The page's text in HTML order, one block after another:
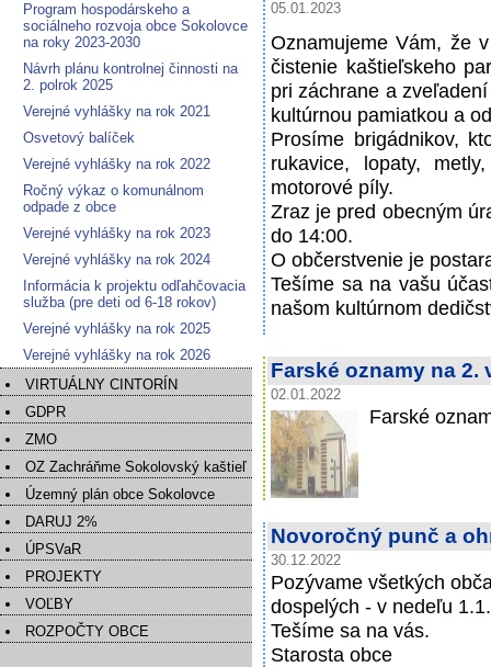
Program hospodárskeho a
sociálneho rozvoja obce Sokolovce
na roky 2023-2030
Návrh plánu kontrolnej činnosti na
2. polrok 2025
Verejné vyhlášky na rok 2021
Osvetový balíček
Verejné vyhlášky na rok 2022
Ročný výkaz o komunálnom
odpade z obce
Verejné vyhlášky na rok 2023
Verejné vyhlášky na rok 2024
Informácia k projektu odľahčovacia
služba (pre deti od 6-18 rokov)
Verejné vyhlášky na rok 2025
Verejné vyhlášky na rok 2026
VIRTUÁLNY CINTORÍN
GDPR
ZMO
OZ Zachráňme Sokolovský kaštieľ
Územný plán obce Sokolovce
DARUJ 2%
ÚPSVaR
PROJEKTY
VOĽBY
ROZPOČTY OBCE
05.01.2023
Oznamujeme Vám, že
čistenie kaštieľskeho
pri záchrane a
kultúrnou pamiatkou a
Prosíme brigádnikov,
rukavice, lopaty,
motorové píly.
Zraz je pred obecným
do 14:00.
O občerstvenie je
Tešíme sa na vašu
našom kultúrnom
Farské oznamy na
02.01.2022
Farské
Novoročný punč a
30.12.2022
Pozývame všetkých
dospelých - v nedeľu
Tešíme sa na vás.
Starosta obce